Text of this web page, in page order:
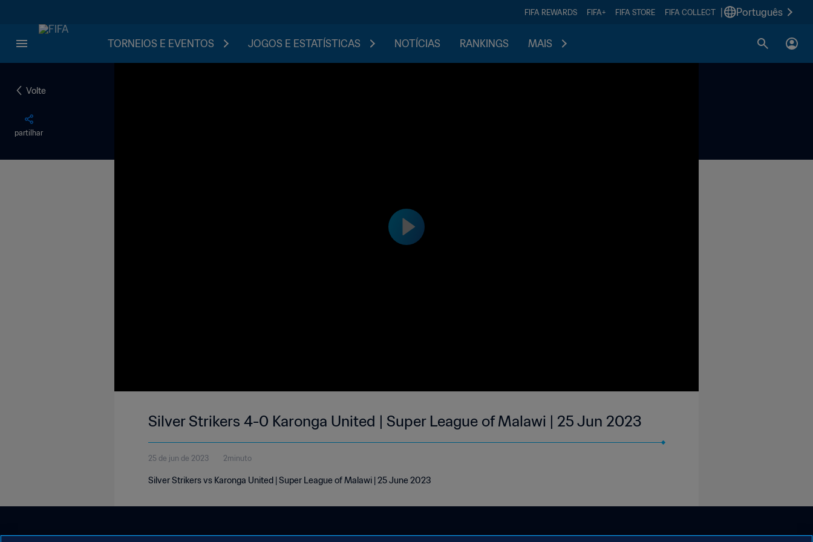
FIFA REWARDS FIFA+ FIFA STORE FIFA COLLECT Português
TORNEIOS E EVENTOS JOGOS E ESTATÍSTICAS NOTÍCIAS RANKINGS MAIS
Volte
partilhar
Silver Strikers 4-0 Karonga United | Super League of Malawi | 25 Jun 2023
25 de jun de 2023 2minuto
Silver Strikers vs Karonga United | Super League of Malawi | 25 June 2023